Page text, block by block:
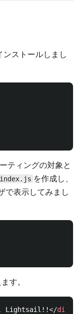
ストールしまし
ティングの対象と
index.js を作成し、
で表示してみまし
す。
Lightsail!!</div